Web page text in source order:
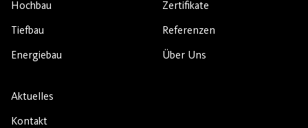
Hochbau
Tiefbau
Energiebau
Zertifikate
Referenzen
Über Uns
Aktuelles
Kontakt